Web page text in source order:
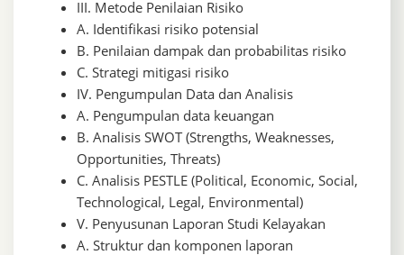
III. Metode Penilaian Risiko
A. Identifikasi risiko potensial
B. Penilaian dampak dan probabilitas risiko
C. Strategi mitigasi risiko
IV. Pengumpulan Data dan Analisis
A. Pengumpulan data keuangan
B. Analisis SWOT (Strengths, Weaknesses,
Opportunities, Threats)
C. Analisis PESTLE (Political, Economic, Social,
Technological, Legal, Environmental)
V. Penyusunan Laporan Studi Kelayakan
A. Struktur dan komponen laporan